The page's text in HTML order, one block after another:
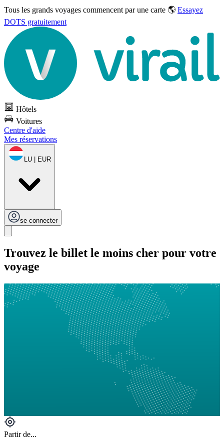
Tous les grands voyages commencent par une carte 🌎 Essayez
DOTS gratuitement
Hôtels
Voitures
Centre d'aide
Mes réservations
LU | EUR
se connecter
Trouvez le billet le moins cher pour votre
voyage
Partir de...